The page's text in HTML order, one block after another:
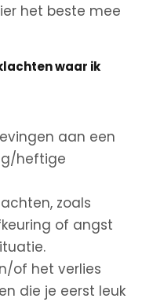
het beste mee
waar ik
aan een
heftige
zoals
of angst
of het verlies
die je eerst leuk